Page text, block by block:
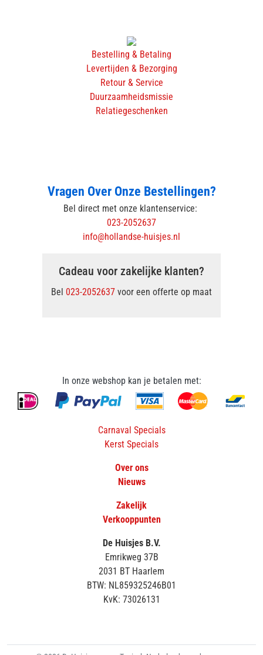
Bestelling & Betaling
Levertijden & Bezorging
Retour & Service
Duurzaamheidsmissie
Relatiegeschenken
Vragen Over Onze Bestellingen?
Bel direct met onze klantenservice:
023-2052637
info@hollandse-huisjes.nl
Cadeau voor zakelijke klanten?
Bel 023-2052637 voor een offerte op maat
In onze webshop kan je betalen met:
Carnaval Specials
Kerst Specials
Over ons
Nieuws
Zakelijk
Verkooppunten
De Huisjes B.V.
Emrikweg 37B
2031 BT Haarlem
BTW: NL859325246B01
KvK: 73026131